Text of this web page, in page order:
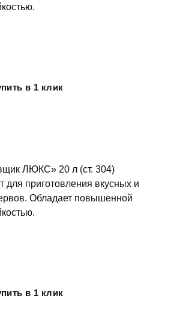
в 1 клик
ЛЮКС» 20 л (ст. 304)
приготовления вкусных и
Обладает повышенной
в 1 клик